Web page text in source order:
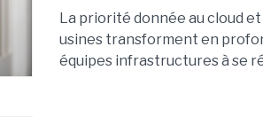
La priorité donnée au cloud
usines transforment en
équipes infrastructures à se